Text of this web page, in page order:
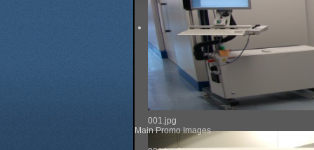
001.jpg
Main Promo Images